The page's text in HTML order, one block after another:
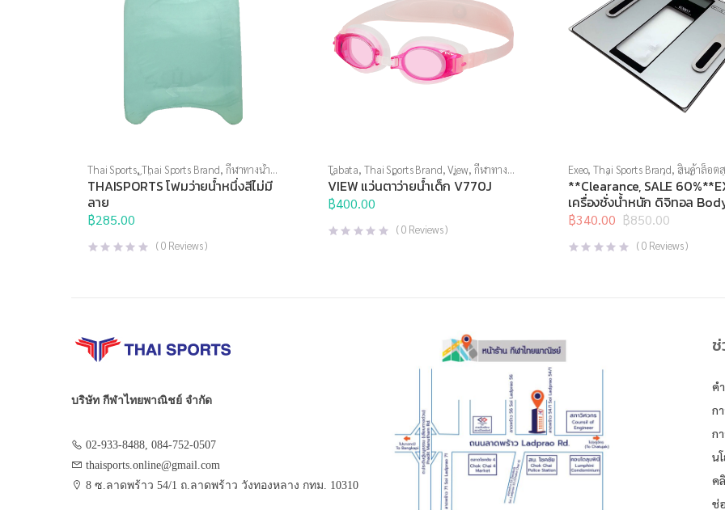
Thai Sports,Thai Sports Brand, กีฬาทางน้ำ,
อุปกรณ์ทางน้ำอื่นๆ
THAISPORTS โฟมว่ายน้ำหนึ่งสีไม่มี
ลาย
฿285.00
(0 Reviews )
Tabata, Thai Sports Brand,View, กีฬาทาง
น้ำ,แว่นตาว่ายน้ำ,แว่นตาว่ายน้ำทั่วไป, แว่นตา
ว่ายน้ำสำหรับเด็ก
VIEW แว่นตาว่ายน้ำเด็ก V770J
฿400.00
(0 Reviews )
Exeo,Thai Sports Brand, สินค้าล็อต
อุปกรณ์เพื่อสุขภาพ,เครื่องชั่งน้ำหนัก,
น้ำหนักวัดไขมัน
**Clearance, SALE
เครื่องชั่งน้ำหนัก ดิจิทอล
EF972
฿850.00
Original
price
was:
฿340.00
Current
price
is:
(0 Reviews )
บริษัท กีฬาไทยพาณิชย์ จำกัด
02-933-8488, 084-752-0507
thaisports.online@gmail.com
8 ซ.ลาดพร้าว 54/1 ถ.ลาดพร้าว วังทองหลาง กทม. 10310
ช่
ค
ก
ก
น
ค
ช่